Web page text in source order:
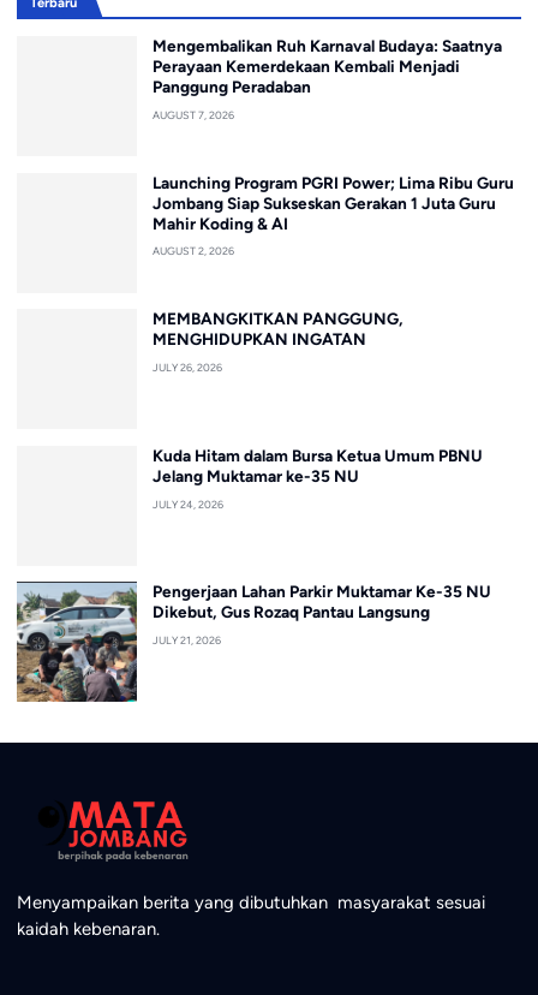
Mengembalikan Ruh Karnaval Budaya: Saatnya
Perayaan Kemerdekaan Kembali Menjadi
Panggung Peradaban
AUGUST 7, 2026
Launching Program PGRI Power; Lima Ribu Guru
Jombang Siap Sukseskan Gerakan 1 Juta Guru
Mahir Koding & AI
AUGUST 2, 2026
MEMBANGKITKAN PANGGUNG,
MENGHIDUPKAN INGATAN
JULY 26, 2026
Kuda Hitam dalam Bursa Ketua Umum PBNU
Jelang Muktamar ke-35 NU
JULY 24, 2026
Pengerjaan Lahan Parkir Muktamar Ke-35 NU
Dikebut, Gus Rozaq Pantau Langsung
JULY 21, 2026
Menyampaikan berita yang dibutuhkan masyarakat sesuai
kaidah kebenaran.